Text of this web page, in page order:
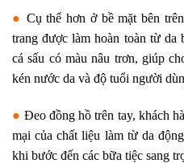
● Cụ thể hơn ở bề mặt bên
trang được làm hoàn toàn từ da
cá sấu có màu nâu trơn, giúp
kén nước da và độ tuổi người
● Đeo đồng hồ trên tay, khách
mại của chất liệu làm từ da
khi bước đến các bữa tiệc sang